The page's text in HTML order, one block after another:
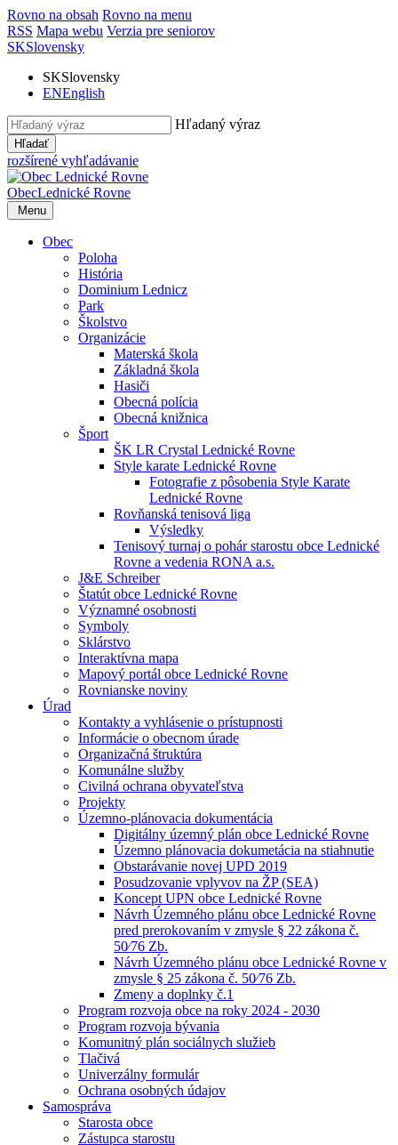
Rovno na obsah Rovno na menu
RSS Mapa webu Verzia pre seniorov
SKSlovensky
SKSlovensky
ENEnglish
Hľadaný výraz
Hľadať
rozšírené vyhľadávanie
ObecLednické Rovne
Menu
Obec
Poloha
História
Dominium Lednicz
Park
Školstvo
Organizácie
Materská škola
Základná škola
Hasiči
Obecná polícia
Obecná knižnica
Šport
ŠK LR Crystal Lednické Rovne
Style karate Lednické Rovne
Fotografie z pôsobenia Style Karate
Lednické Rovne
Rovňanská tenisová liga
Výsledky
Tenisový turnaj o pohár starostu obce Lednické
Rovne a vedenia RONA a.s.
J&E Schreiber
Štatút obce Lednické Rovne
Významné osobnosti
Symboly
Sklárstvo
Interaktívna mapa
Mapový portál obce Lednické Rovne
Rovnianske noviny
Úrad
Kontakty a vyhlásenie o prístupnosti
Informácie o obecnom úrade
Organizačná štruktúra
Komunálne služby
Civilná ochrana obyvateľstva
Projekty
Územno-plánovacia dokumentácia
Digitálny územný plán obce Lednické Rovne
Územno plánovacia dokumetácia na stiahnutie
Obstarávanie novej UPD 2019
Posudzovanie vplyvov na ŽP (SEA)
Koncept UPN obce Lednické Rovne
Návrh Územného plánu obce Lednické Rovne
pred prerokovaním v zmysle § 22 zákona č.
50⁄76 Zb.
Návrh Územného plánu obce Lednické Rovne v
zmysle § 25 zákona č. 50⁄76 Zb.
Zmeny a doplnky č.1
Program rozvoja obce na roky 2024 - 2030
Program rozvoja bývania
Komunitný plán sociálnych služieb
Tlačivá
Univerzálny formulár
Ochrana osobných údajov
Samospráva
Starosta obce
Zástupca starostu